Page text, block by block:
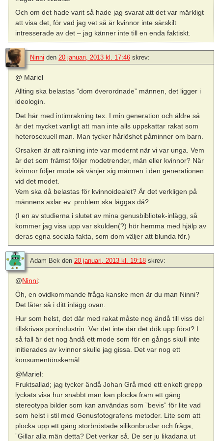
Och om det hade varit så hade jag svarat att det var märkligt
att visa det, för vad jag vet så är kvinnor inte särskilt
intresserade av det – jag känner inte till en enda faktiskt.
Ninni den 20 januari, 2013 kl. 17:46 skrev:
@ Mariel
Allting ska belastas ”dom överordnade” männen, det ligger i
ideologin.
Det här med intimrakning tex. I min generation och äldre så
är det mycket vanligt att man inte alls uppskattar rakat som
heterosexuell man. Man tycker hårlöshet påminner om barn.
Orsaken är att rakning inte var modernt när vi var unga. Vem
är det som främst följer modetrender, män eller kvinnor? När
kvinnor följer mode så vänjer sig männen i den generationen
vid det modet.
Vem ska då belastas för kvinnoidealet? Är det verkligen på
männens axlar ev. problem ska läggas då?
(I en av studierna i slutet av mina genusbibliotek-inlägg, så
kommer jag visa upp var skulden(?) hör hemma med hjälp av
deras egna sociala fakta, som dom väljer att blunda för.)
Adam Bek den 20 januari, 2013 kl. 19:18 skrev:
@Ninni:
Öh, en ovidkommande fråga kanske men är du man Ninni?
Det låter så i ditt inlägg ovan.
Hur som helst, det där med rakat måste nog ändå till viss del
tillskrivas porrindustrin. Var det inte där det dök upp först? I
så fall är det nog ändå ett mode som för en gångs skull inte
initierades av kvinnor skulle jag gissa. Det var nog ett
konsumentönskemål.
@Mariel:
Fruktsallad; jag tycker ändå Johan Grå med ett enkelt grepp
lyckats visa hur snabbt man kan plocka fram ett gäng
stereotypa bilder som kan användas som ”bevis” för lite vad
som helst i stil med Genusfotografens metoder. Lite som att
plocka upp ett gäng storbröstade silikonbrudar och fråga,
”Gillar alla män detta? Det verkar så. De ser ju likadana ut